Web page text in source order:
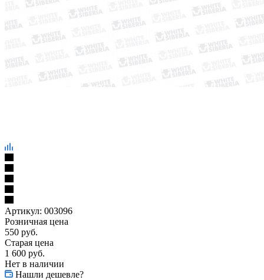
Артикул: 003096
Розничная цена
550 руб.
Старая цена
1 600 руб.
Нет в наличии
Нашли дешевле?